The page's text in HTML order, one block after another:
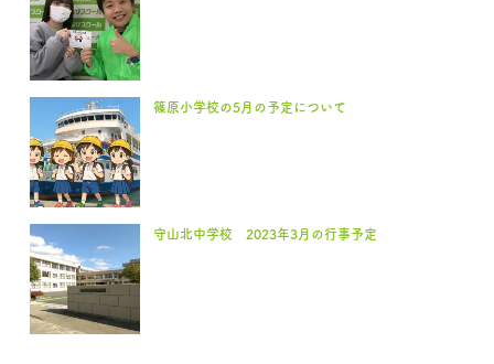
篠原小学校の5月の予定について
守山北中学校 2023年3月の行事予定